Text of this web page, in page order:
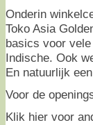
Onderin
Toko Asia
basics voor
Indische. Ook
En natuurlijk
Voor de
Klik hier voor